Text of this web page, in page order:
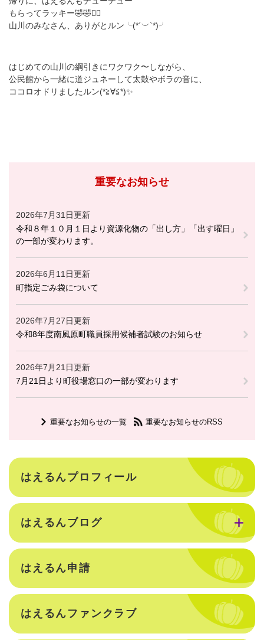
もらってラッキー🤣🤣✌🏻
山川のみなさん、ありがとルン╰(*´︶`*)╯
はじめての山川の綱引きにワクワク〜しながら、
公民館から一緒に道ジュネーして太鼓やボラの音に、
ココロオドリましたルン(*≧∀≦*)✨
重要なお知らせ
2026年7月31日更新
令和８年１０月１日より資源化物の「出し方」「出す曜日」
の一部が変わります。
2026年6月11日更新
町指定ごみ袋について
2026年7月27日更新
令和8年度南風原町職員採用候補者試験のお知らせ
2026年7月21日更新
7月21日より町役場窓口の一部が変わります
重要なお知らせの一覧 重要なお知らせのRSS
はえるんプロフィール
はえるんブログ
はえるん申請
はえるんファンクラブ